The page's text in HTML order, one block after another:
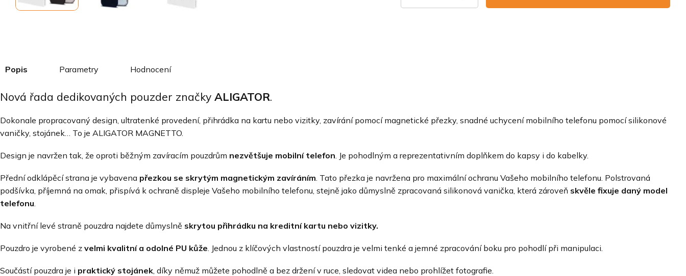
Popis Parametry Hodnocení
Nová řada dedikovaných pouzder značky ALIGATOR.
Dokonale propracovaný design, ultratenké provedení, přihrádka na kartu nebo vizitky, zavírání pomocí magnetické přezky, snadné uchycení mobilního telefonu pomocí silikonové
vaničky, stojánek… To je ALIGATOR MAGNETTO.
Design je navržen tak, že oproti běžným zavíracím pouzdrům nezvětšuje mobilní telefon. Je pohodlným a reprezentativním doplňkem do kapsy i do kabelky.
Přední odklápěcí strana je vybavena přezkou se skrytým magnetickým zavíráním. Tato přezka je navržena pro maximální ochranu Vašeho mobilního telefonu. Polstrovaná
podšívka, příjemná na omak, přispívá k ochraně displeje Vašeho mobilního telefonu, stejně jako důmyslně zpracovaná silikonová vanička, která zároveň skvěle fixuje daný model
telefonu.
Na vnitřní levé straně pouzdra najdete důmyslně skrytou přihrádku na kreditní kartu nebo vizitky.
Pouzdro je vyrobené z velmi kvalitní a odolné PU kůže. Jednou z klíčových vlastností pouzdra je velmi tenké a jemné zpracování boku pro pohodlí při manipulaci.
Součástí pouzdra je i praktický stojánek, díky němuž můžete pohodlně a bez držení v ruce, sledovat videa nebo prohlížet fotografie.